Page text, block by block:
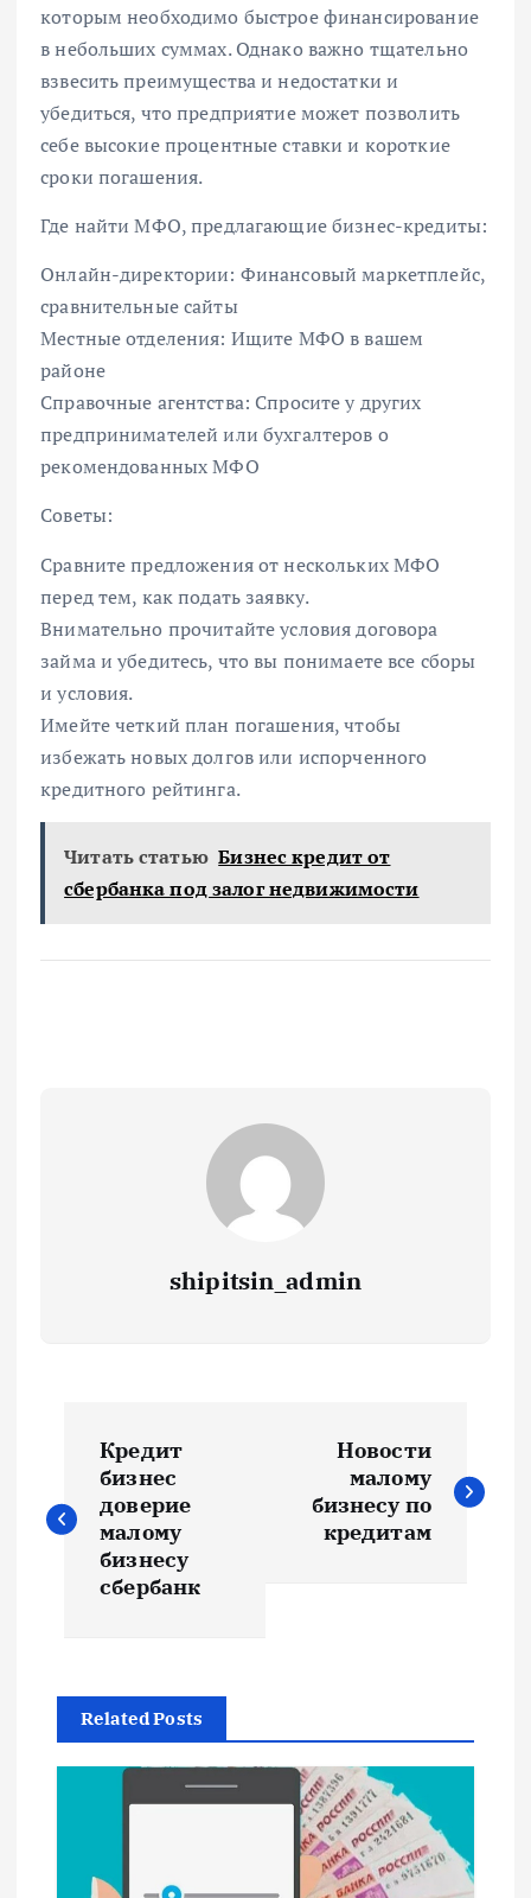
которым необходимо быстрое финансирование
в небольших суммах. Однако важно тщательно
взвесить преимущества и недостатки и
убедиться, что предприятие может позволить
себе высокие процентные ставки и короткие
сроки погашения.
Где найти МФО, предлагающие бизнес-кредиты:
Онлайн-директории: Финансовый маркетплейс,
сравнительные сайты
Местные отделения: Ищите МФО в вашем
районе
Справочные агентства: Спросите у других
предпринимателей или бухгалтеров о
рекомендованных МФО
Советы:
Сравните предложения от нескольких МФО
перед тем, как подать заявку.
Внимательно прочитайте условия договора
займа и убедитесь, что вы понимаете все сборы
и условия.
Имейте четкий план погашения, чтобы
избежать новых долгов или испорченного
кредитного рейтинга.
Читать статью Бизнес кредит от
сбербанка под залог недвижимости
shipitsin_admin
а
в
ц
Кредит
бизнес
доверие
малому
бизнесу
сбербанк
Новости
малому
бизнесу по
кредитам
Related Posts